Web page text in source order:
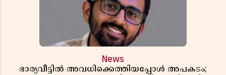
News
ഭാര്യവീട്ടിൽ അവധിക്കെത്തിയപ്പോൾ അപകടം;